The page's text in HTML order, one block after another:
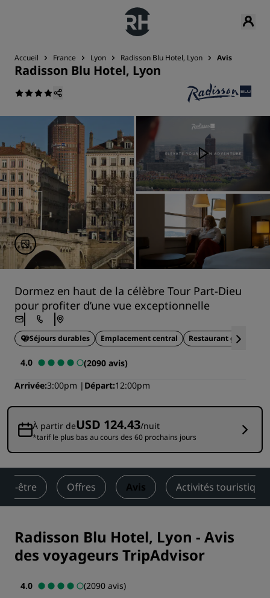
Accueil France Lyon Radisson Blu Hotel, Lyon Avis
Radisson Blu Hotel, Lyon
Dormez en haut de la célèbre Tour Part-Dieu
pour profiter d’une vue exceptionnelle
Séjours durables Emplacement central Restaurant
4.0
(2090 avis)
Arrivée 3:00pm Départ 12:00pm
À partir deUSD 124.43/nuit
*tarif le plus bas au cours des 60 prochains jours
être Offres Avis Activités
Radisson Blu Hotel, Lyon - Avis
des voyageurs TripAdvisor
4.0 (2090 avis)